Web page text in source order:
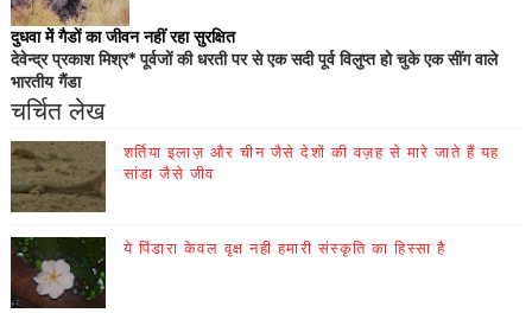
दुधवा में गैडों का जीवन नहीं रहा सुरक्षित
देवेन्द्र प्रकाश मिश्र* पूर्वजों की धरती पर से एक सदी पूर्व विलुप्त हो चुके एक सींग वाले
भारतीय गैंडा
चर्चित लेख
शर्तिया इलाज़ और चीन जैसे देशों की वज़ह से मारे जाते हैं यह
सांडा जैसे जीव
ये पिंडारा केवल वृक्ष नही हमारी संस्कृति का हिस्सा है